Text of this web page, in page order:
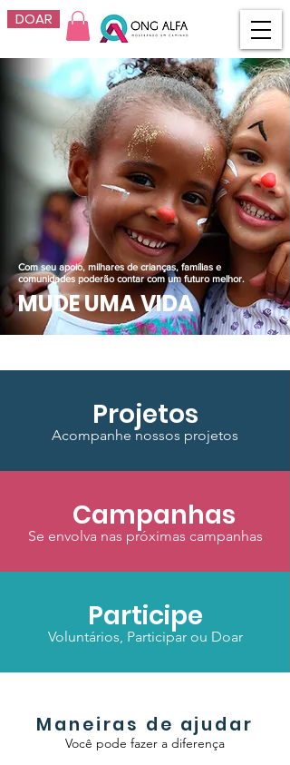
DOAR
Com seu apoio, milhares de crianças, famílias e
comunidades poderão contar com um futuro melhor.
MUDE UMA VIDA
Projetos
Acompanhe nossos projetos
Campanhas
Se envolva nas próximas campanhas
Participe
Voluntários, Participar ou Doar
Maneiras de ajudar
Você pode fazer a diferença